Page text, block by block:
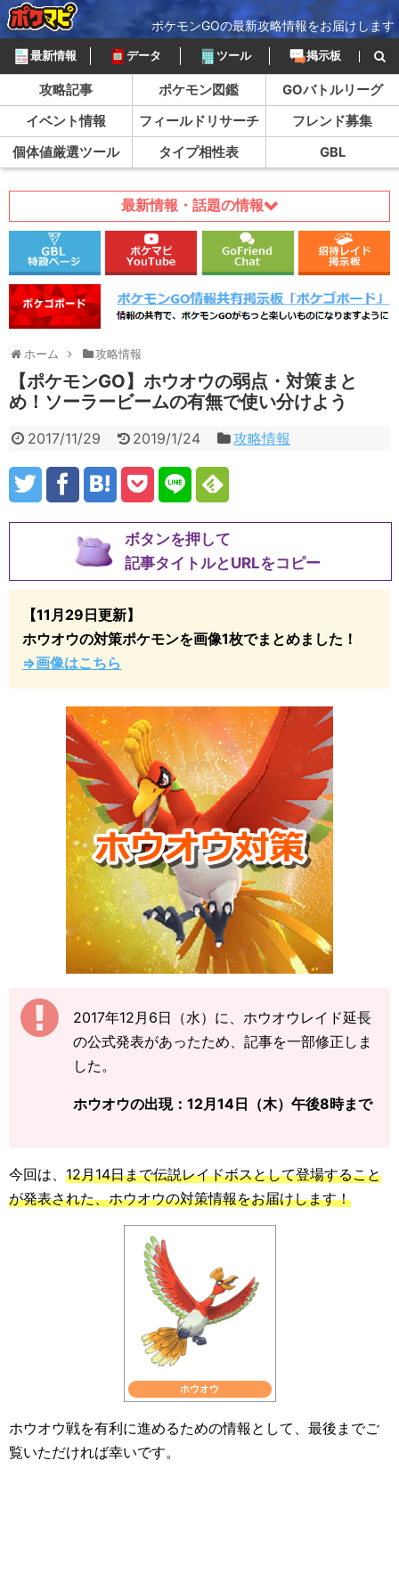
ポケモンGOの最新攻略情報をお届けします
最新情報 データ ツール 掲示板
攻略記事 ポケモン図鑑
GOバトルリーグ
イベント情報
フィールドリサーチ
フレンド募集
個体値厳選ツール
タイプ相性表 GBL
最新情報・話題の情報
ホーム 攻略情報
【ポケモンGO】ホウオウの弱点・対策まと
め！ソーラービームの有無で使い分けよう
2017/11/29 2019/1/24 攻略情報
ボタンを押して
記事タイトルとURLをコピー
【11月29日更新】
ホウオウの対策ポケモンを画像1枚でまとめました！
⇒画像はこちら
2017年12月6日（水）に、ホウオウレイド延長
の公式発表があったため、記事を一部修正しま
した。
ホウオウの出現：12月14日（木）午後8時まで
今回は、 12月14日まで伝説レイドボスとして登場すること
が発表された、ホウオウの対策情報をお届けします！
ホウオウ
ホウオウ戦を有利に進めるための情報として、最後までご
覧いただければ幸いです。